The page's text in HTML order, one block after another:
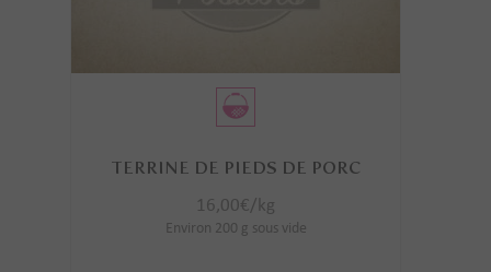
TERRINE DE PIEDS DE PORC
16,00€/kg
Environ 200 g sous vide